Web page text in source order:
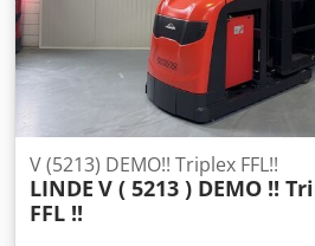
V (5213) DEMO!! Triplex FFL!!
LINDE V ( 5213 ) DEMO !!
FFL !!